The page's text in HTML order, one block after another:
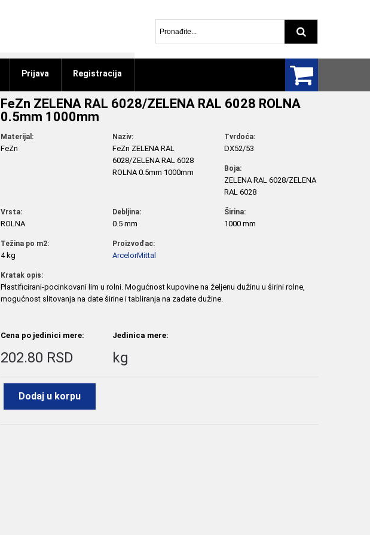
Pretraga
Prijava Registracija
FeZn ZELENA RAL 6028/ZELENA RAL 6028 ROLNA
0.5mm 1000mm
Materijal:
FeZn
Naziv:
FeZn ZELENA RAL
6028/ZELENA RAL 6028
ROLNA 0.5mm 1000mm
Tvrdoća:
DX52/53
Boja:
ZELENA RAL 6028/ZELENA
RAL 6028
Vrsta:
ROLNA
Debljina:
0.5 mm
Širina:
1000 mm
Težina po m2:
4 kg
Proizvođac:
ArcelorMittal
Kratak opis:
Plastificirani-pocinkovani lim u rolni. Mogućnost kupovine na željenu dužinu u širini rolne,
mogućnost slitovanja na date širine i tabliranja na zadate dužine.
Cena po jedinici mere:
202.80 RSD
Jedinica mere:
kg
Dodaj u korpu